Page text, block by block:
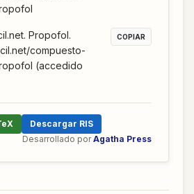
Propofol.
compuesto-
(accedido
COPIAR
Descargar RIS
Desarrollado por Agatha Press